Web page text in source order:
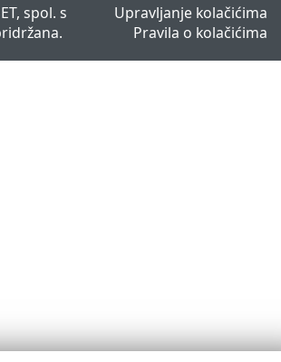
spol. s
Upravljanje kolačićima
Pravila o kolačićima